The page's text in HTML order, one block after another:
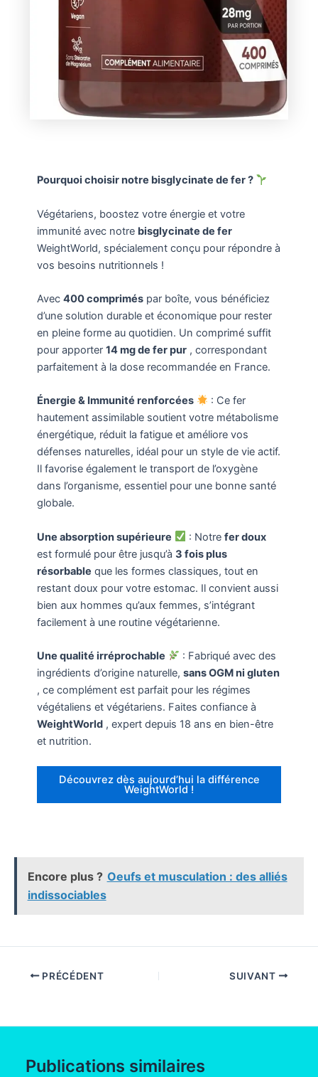
Pourquoi choisir notre bisglycinate de fer ?
Végétariens, boostez votre énergie et votre
immunité avec notre bisglycinate de fer
WeightWorld, spécialement conçu pour répondre à
vos besoins nutritionnels !
Avec 400 compriméspar boîte, vous bénéficiez
d’une solution durable et économique pour rester
en pleine forme au quotidien. Un comprimé suffit
pour apporter 14 mg de fer pur, correspondant
parfaitement à la dose recommandée en France.
Énergie & Immunité renforcées
: Ce fer
hautement assimilable soutient votre métabolisme
énergétique, réduit la fatigue et améliore vos
défenses naturelles, idéal pour un style de vie actif.
Il favorise également le transport de l’oxygène
dans l’organisme, essentiel pour une bonne santé
globale.
Une absorption supérieure : Notrefer doux
est formulé pour être jusqu’à 3 fois plus
résorbable que les formes classiques, tout en
restant doux pour votre estomac. Il convient aussi
bien aux hommes qu’aux femmes, s’intégrant
facilement à une routine végétarienne.
Une qualité irréprochable
: Fabriqué avec des
ingrédients d’origine naturelle, sans OGM ni gluten
, ce complément est parfait pour les régimes
végétaliens et végétariens. Faites confiance à
WeightWorld, expert depuis 18 ans en bien-être
et nutrition.
Découvrez dès aujourd’hui la différence
WeightWorld !
Encore plus ? Oeufs et musculation : des alliés
indissociables
PRÉCÉDENT SUIVANT
Publications similaires